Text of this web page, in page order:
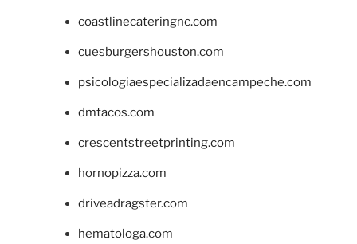
coastlinecateringnc.com
cuesburgershouston.com
psicologiaespecializadaencampeche.com
dmtacos.com
crescentstreetprinting.com
hornopizza.com
driveadragster.com
hematologa.com